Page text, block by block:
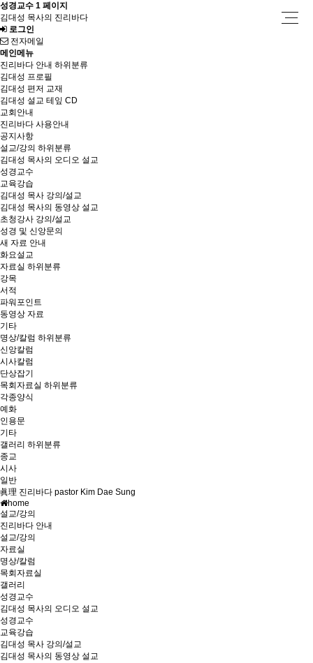
성경교수 1 페이지
김대성 목사의 진리바다
로그인
전자메일
메인메뉴
진리바다 안내 하위분류
김대성 프로필
김대성 편저 교재
김대성 설교 테잎 CD
교회안내
진리바다 사용안내
공지사항
설교/강의 하위분류
김대성 목사의 오디오 설교
성경교수
교육강습
김대성 목사 강의/설교
김대성 목사의 동영상 설교
초청강사 강의/설교
성경 및 신앙문의
새 자료 안내
화요설교
자료실 하위분류
강목
서적
파워포인트
동영상 자료
기타
명상/칼럼 하위분류
신앙칼럼
시사칼럼
단상잡기
목회자료실 하위분류
각종양식
예화
인용문
기타
갤러리 하위분류
종교
시사
일반
眞理 진리바다 pastor Kim Dae Sung
home
설교/강의
진리바다 안내
설교/강의
자료실
명상/칼럼
목회자료실
갤러리
성경교수
김대성 목사의 오디오 설교
성경교수
교육강습
김대성 목사 강의/설교
김대성 목사의 동영상 설교